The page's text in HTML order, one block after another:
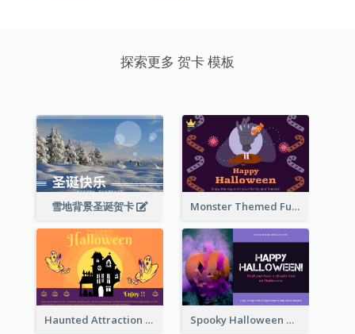
探索更多 贺卡 模板
雪地背景圣诞贺卡 Monster Themed Fun Halloween Greeting Card
Haunted Attraction Themed Halloween Card Spooky Halloween Greeting Card